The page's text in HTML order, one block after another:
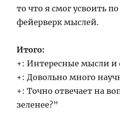
то что я смог усвоить
фейерверк мыслей.
Итого:
+: Интересные мысли
+: Довольно много
+: Точно отвечает на
зеленее?”